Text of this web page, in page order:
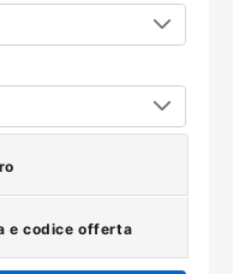
e codice offerta